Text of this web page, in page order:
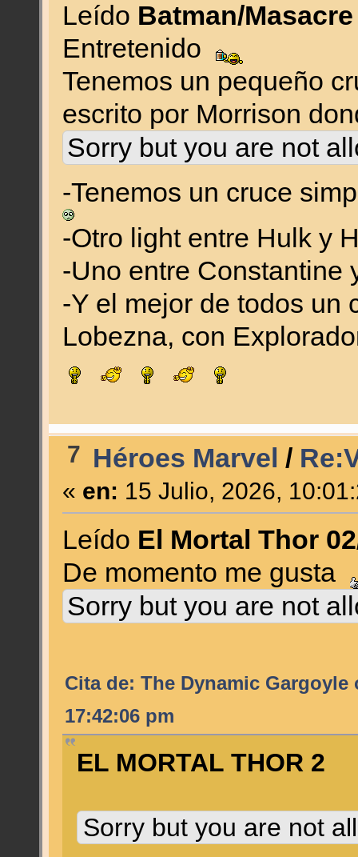
Leído Batman/
Entretenido
Tenemos un pequeño
escrito por Morrison
Sorry but you are not
-Tenemos un cruce
-Otro light entre Hulk y
-Uno entre
-Y el mejor de todos un
Lobezna, con
7 Héroes Marvel /
« en: 15 Julio, 2026,
Leído El Mortal Thor
De momento me gusta
Sorry but you are not
Cita de: The Dynamic Gargoyle
17:42:06 pm
EL MORTAL THOR 2
Sorry but you are not